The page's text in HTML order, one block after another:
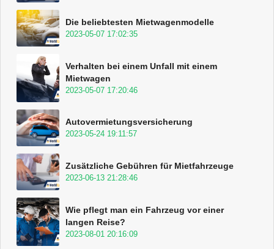
Die beliebtesten Mietwagenmodelle
2023-05-07 17:02:35
Verhalten bei einem Unfall mit einem
Mietwagen
2023-05-07 17:20:46
Autovermietungsversicherung
2023-05-24 19:11:57
Zusätzliche Gebühren für Mietfahrzeuge
2023-06-13 21:28:46
Wie pflegt man ein Fahrzeug vor einer
langen Reise?
2023-08-01 20:16:09